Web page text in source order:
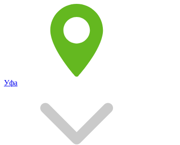
Уфа